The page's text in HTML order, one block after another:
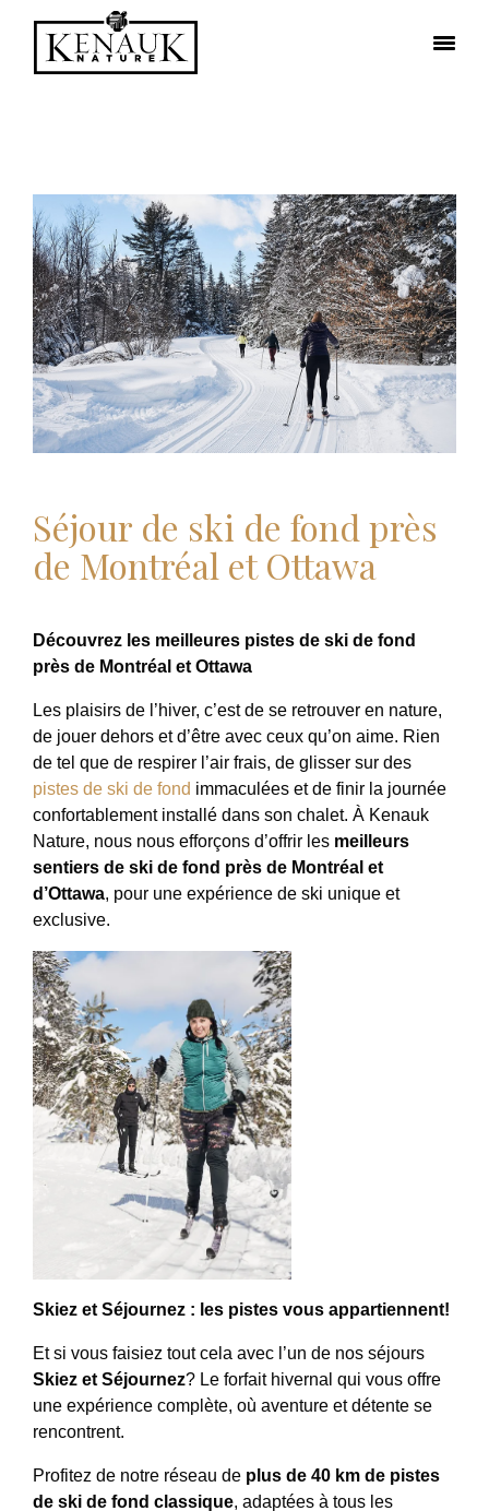
Séjour de ski de fond près
de Montréal et Ottawa
Découvrez les meilleures pistes de ski de fond
près de Montréal et Ottawa
Les plaisirs de l’hiver, c’est de se retrouver en nature,
de jouer dehors et d’être avec ceux qu’on aime. Rien
de tel que de respirer l’air frais, de glisser sur des
pistes de ski de fond immaculées et de finir la journée
confortablement installé dans son chalet. À Kenauk
Nature, nous nous efforçons d’offrir les meilleurs
sentiers de ski de fond près de Montréal et
d’Ottawa, pour une expérience de ski unique et
exclusive.
Skiez et Séjournez : les pistes vous appartiennent!
Et si vous faisiez tout cela avec l’un de nos séjours
Skiez et Séjournez? Le forfait hivernal qui vous offre
une expérience complète, où aventure et détente se
rencontrent.
Profitez de notre réseau de plus de 40 km de pistes
de ski de fond classique, adaptées à tous les